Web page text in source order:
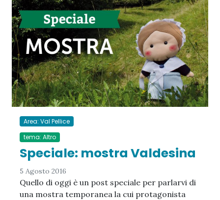
Area: Val Pellice
tema: Altro
Speciale: mostra Valdesina
5 Agosto 2016
Quello di oggi è un post speciale per parlarvi di
una mostra temporanea la cui protagonista